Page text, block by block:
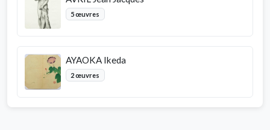
5 œuvres
AYAOKA Ikeda
2 œuvres